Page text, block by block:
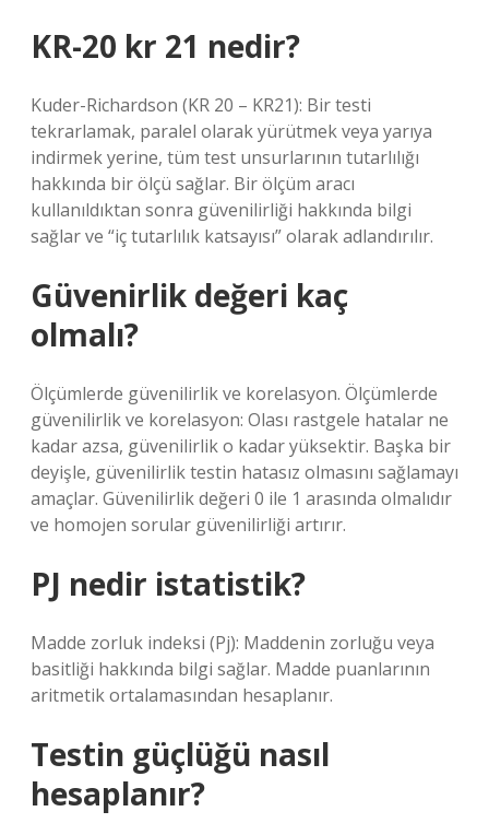
KR-20 kr 21 nedir?
Kuder-Richardson (KR 20 – KR21): Bir testi
tekrarlamak, paralel olarak yürütmek veya yarıya
indirmek yerine, tüm test unsurlarının tutarlılığı
hakkında bir ölçü sağlar. Bir ölçüm aracı
kullanıldıktan sonra güvenilirliği hakkında bilgi
sağlar ve “iç tutarlılık katsayısı” olarak adlandırılır.
Güvenirlik değeri kaç
olmalı?
Ölçümlerde güvenilirlik ve korelasyon. Ölçümlerde
güvenilirlik ve korelasyon: Olası rastgele hatalar ne
kadar azsa, güvenilirlik o kadar yüksektir. Başka bir
deyişle, güvenilirlik testin hatasız olmasını sağlamayı
amaçlar. Güvenilirlik değeri 0 ile 1 arasında olmalıdır
ve homojen sorular güvenilirliği artırır.
PJ nedir istatistik?
Madde zorluk indeksi (Pj): Maddenin zorluğu veya
basitliği hakkında bilgi sağlar. Madde puanlarının
aritmetik ortalamasından hesaplanır.
Testin güçlüğü nasıl
hesaplanır?